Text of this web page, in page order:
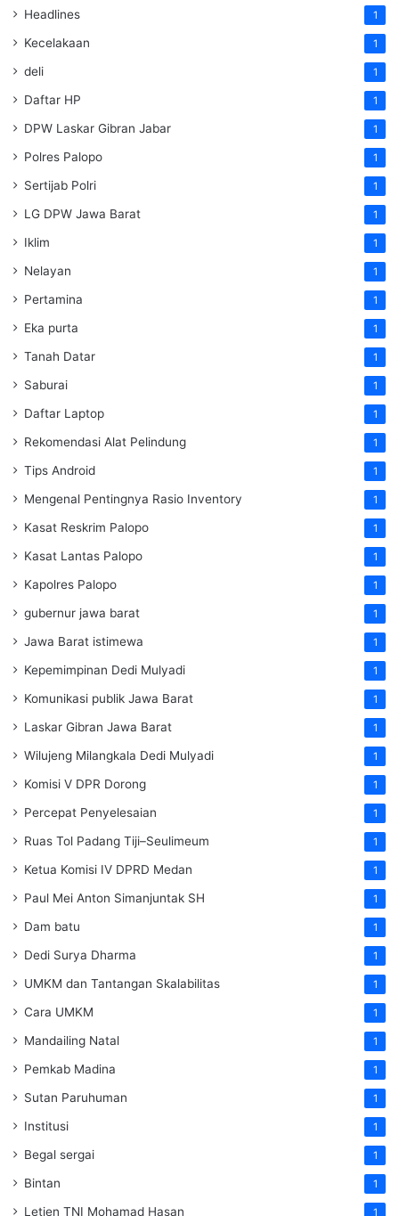
Headlines 1
Kecelakaan 1
deli 1
Daftar HP 1
DPW Laskar Gibran Jabar 1
Polres Palopo 1
Sertijab Polri 1
LG DPW Jawa Barat 1
Iklim 1
Nelayan 1
Pertamina 1
Eka purta 1
Tanah Datar 1
Saburai 1
Daftar Laptop 1
Rekomendasi Alat Pelindung 1
Tips Android 1
Mengenal Pentingnya Rasio Inventory 1
Kasat Reskrim Palopo 1
Kasat Lantas Palopo 1
Kapolres Palopo 1
gubernur jawa barat 1
Jawa Barat istimewa 1
Kepemimpinan Dedi Mulyadi 1
Komunikasi publik Jawa Barat 1
Laskar Gibran Jawa Barat 1
Wilujeng Milangkala Dedi Mulyadi 1
Komisi V DPR Dorong 1
Percepat Penyelesaian 1
Ruas Tol Padang Tiji–Seulimeum 1
Ketua Komisi IV DPRD Medan 1
Paul Mei Anton Simanjuntak SH 1
Dam batu 1
Dedi Surya Dharma 1
UMKM dan Tantangan Skalabilitas 1
Cara UMKM 1
Mandailing Natal 1
Pemkab Madina 1
Sutan Paruhuman 1
Institusi 1
Begal sergai 1
Bintan 1
Letjen TNI Mohamad Hasan 1